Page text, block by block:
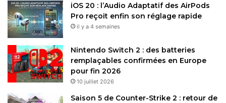
iOS 20 : l’Audio Adaptatif des AirPods
Pro reçoit enfin son réglage rapide
il y a 4 semaines
Nintendo Switch 2 : des batteries
remplaçables confirmées en Europe
pour fin 2026
10 juillet 2026
Saison 5 de Counter-Strike 2 : retour de